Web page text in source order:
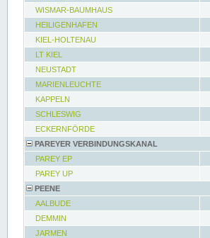
WISMAR-BAUMHAUS
HEILIGENHAFEN
KIEL-HOLTENAU
LT KIEL
NEUSTADT
MARIENLEUCHTE
KAPPELN
SCHLESWIG
ECKERNFÖRDE
PAREYER VERBINDUNGSKANAL
PAREY EP
PAREY UP
PEENE
AALBUDE
DEMMIN
JARMEN